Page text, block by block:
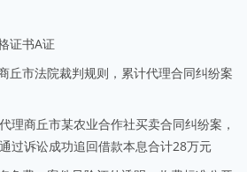
证书A证
丘市法院裁判规则，累计代理合同纠纷案
商丘市某农业合作社买卖合同纠纷案，
过诉讼成功追回借款本息合计28万元